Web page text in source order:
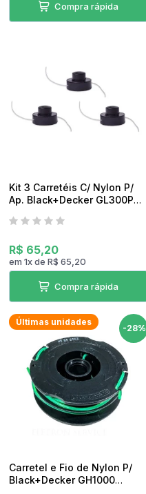
Compra rápida
Kit 3 Carretéis C/ Nylon P/
Ap. Black+Decker GL300P
R$ 65,20
em1xdeR$ 65,20
Compra rápida
-28%
Últimas unidades
Carretel e Fio de Nylon P/
Black+Decker GH1000